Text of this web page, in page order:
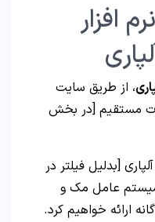
افزار
، از طریق سایت
مستقیم [در بخش
[بدلیل فیلتر در
سیستم عامل مک و
جداگانه ارائه خواهیم کرد.